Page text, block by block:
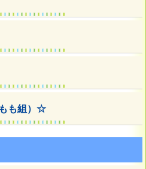
も組）☆